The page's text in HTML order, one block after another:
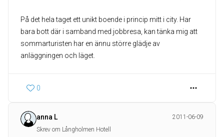
På det hela taget ett unikt boende i princip mitt i city. Har
bara bott där i samband med jobbresa, kan tänka mig att
sommarturisten har en ännu större glädje av
anläggningen och läget.
0
anna L
2011-06-09
Skrev om Långholmen Hotell